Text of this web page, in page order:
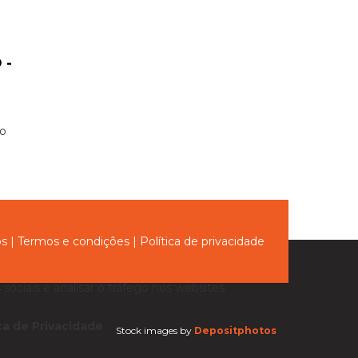
-
| Termos e condições | Política de privacidade
Stock images by Depositphotos
e analisar o tráfego nos websites.